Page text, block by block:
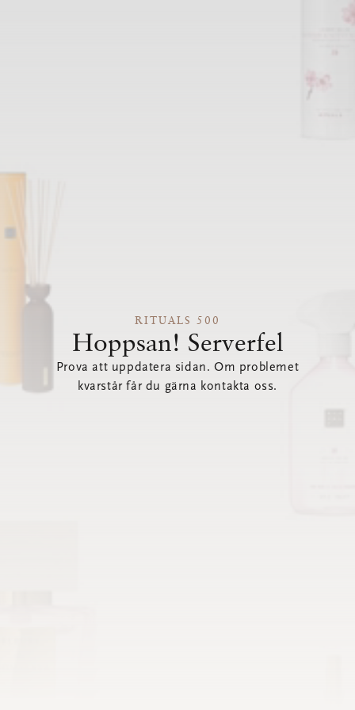
RITUALS 500
Hoppsan! Serverfel
Prova att uppdatera sidan. Om problemet
kvarstår får du gärna kontakta oss.